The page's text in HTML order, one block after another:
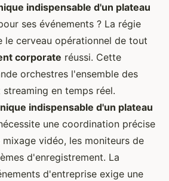
indispensable d'un plateau
ses événements ? La régie
le cerveau opérationnel de tout
corporate réussi. Cette
orchestres l'ensemble des
en temps réel.
indispensable d'un plateau
une coordination précise
vidéo, les moniteurs de
d'enregistrement. La
d'entreprise exige une